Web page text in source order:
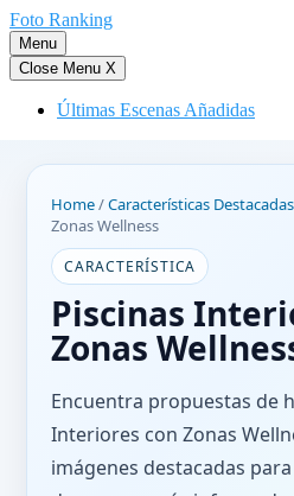
Saltar
al
contenido
Foto Ranking
Menu
Close Menu X
Últimas Escenas Añadidas
Home/Características Destacadas
Zonas Wellness
CARACTERÍSTICA
Piscinas
Zonas
Encuentra propuestas de
Interiores con Zonas
imágenes destacadas